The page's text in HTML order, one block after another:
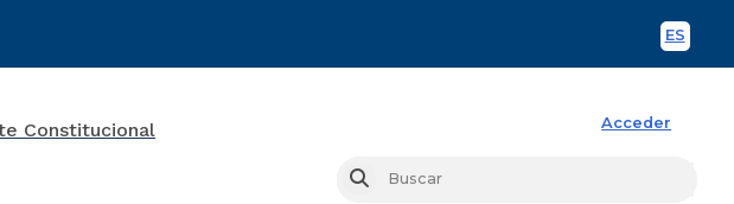
ES
Acceder
Buscar